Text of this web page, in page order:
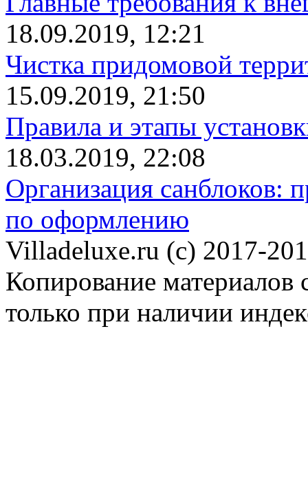
18.09.2019, 12:21
Чистка придомовой
15.09.2019, 21:50
Правила и этапы
18.03.2019, 22:08
Организация санблоков:
по оформлению
Villadeluxe.ru (c) 2017-
Копирование материалов
только при наличии